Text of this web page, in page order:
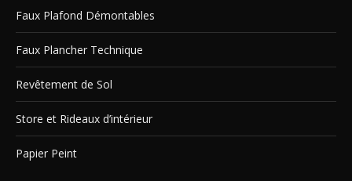
Faux Plafond Démontables
Faux Plancher Technique
Revêtement de Sol
Store et Rideaux d’intérieur
Papier Peint